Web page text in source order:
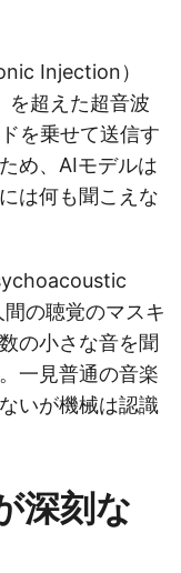
Injection）
を超えた超音波
を乗せて送信す
め、AIモデルは
は何も聞こえな
の聴覚のマスキ
の小さな音を聞
一見普通の音楽
いが機械は認識
深刻な